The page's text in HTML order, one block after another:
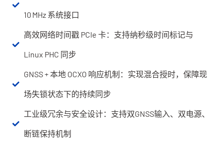
10 MHz 系统接口
高效网络时间戳 PCIe 卡：支持纳秒级时间标记与
Linux PHC 同步
GNSS + 本地 OCXO 响应机制：实现混合授时，保障现
场失锁状态下的持续同步
工业级冗余与安全设计：支持双GNSS输入、双电源、
断链保持机制